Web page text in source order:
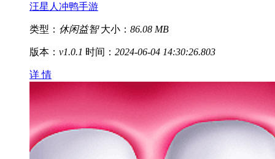
汪星人冲鸭手游
类型： 休闲益智 大小： 86.08 MB
版本： v1.0.1 时间： 2024-06-04 14:30:26.803
详 情